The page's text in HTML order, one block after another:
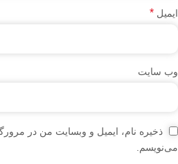
ایمیل *
وب‌ سایت
ذخیره نام، ایمیل و وبسایت من در
می‌نویسم.